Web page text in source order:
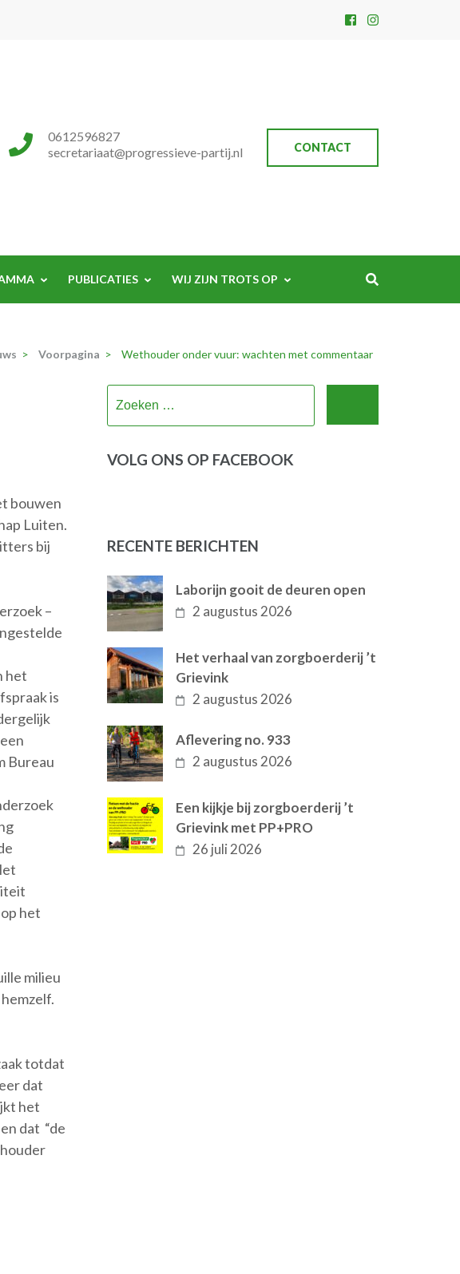
CONTACT
0612596827
secretariaat@progressieve-partij.nl
PUBLICATIES WIJ ZIJN TROTS OP
> Voorpagina > Wethouder onder vuur: wachten met commentaar
bouwen
Luiten.
bij
–
het
is
Bureau
het
milieu
totdat
dat
het
dat “de
VOLG ONS OP FACEBOOK
RECENTE BERICHTEN
Laborijn gooit de deuren open
2 augustus 2026
Het verhaal van zorgboerderij ’t
Grievink
2 augustus 2026
Aflevering no. 933
2 augustus 2026
Een kijkje bij zorgboerderij ’t
Grievink met PP+PRO
26 juli 2026